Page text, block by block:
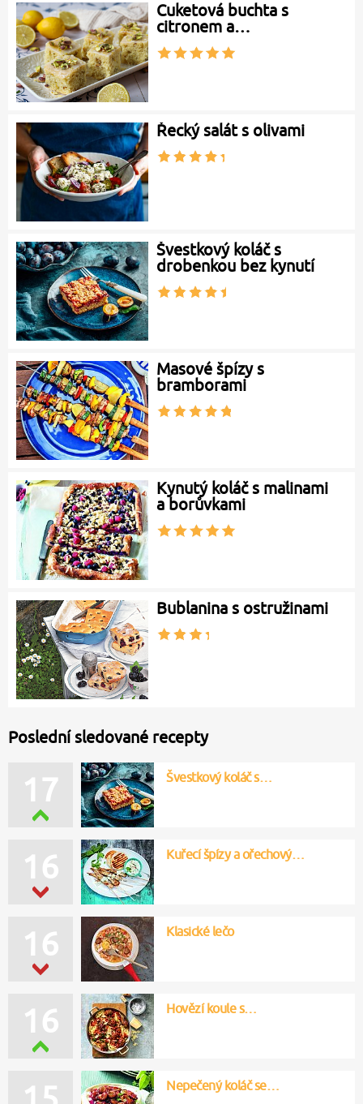
Cuketová buchta s
citronem a…
Řecký salát s olivami
Švestkový koláč s
drobenkou bez kynutí
Masové špízy s
bramborami
Kynutý koláč s malinami
a borůvkami
Bublanina s ostružinami
Poslední sledované recepty
16 Hovězí koule s…
16 Kuřecí špízy a ořechový…
Nepečený koláč se…
16 Klasické lečo
17 Švestkový koláč s…